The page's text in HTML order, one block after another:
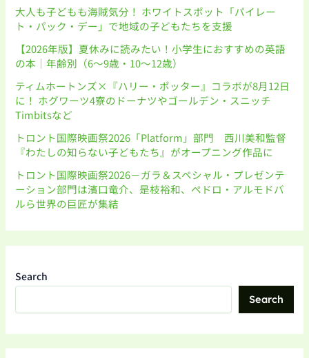
大人も子どもも海賊気分！ ホワイトスポット「パイレー
ト・パック・デー」で地域の子どもたちを支援
【2026年版】夏休みに読みたい！小学生におすすめの英語
の本｜年齢別（6〜9歳・10〜12歳）
ティムホートンズ×『ハリー・ポッター』コラボが8月12日
に！ ホグワーツ4寮のドーナツやゴールデン・スニッチ
Timbitsなど
トロント国際映画祭2026「Platform」部門 西川美和監督
『わたしの知らない子どもたち』がオープニング作品に
トロント国際映画祭2026－ガラ＆スペシャル・プレゼンテ
ーション部門は濱口竜介、是枝裕和、ペドロ・アルモドバ
ルら世界の巨匠が集結
Search
Search